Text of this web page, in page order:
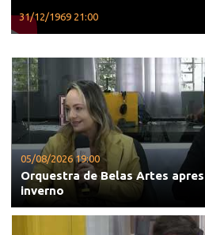
31/12/1969 21:00
05/08/2026 19:00
Orquestra de Belas Artes
inverno